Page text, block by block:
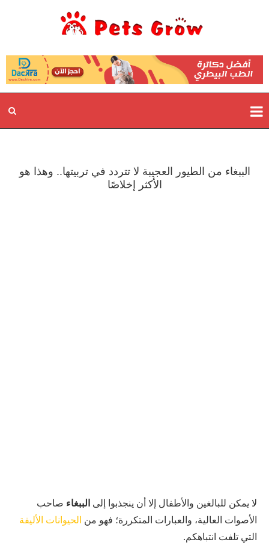
الببغاء من الطيور العجيبة لا تتردد في تربيتها.. وهذا هو
الأكثر إخلاصًا
لا يمكن للبالغين والأطفال إلا أن ينجذبوا إلى الببغاء صاحب
الأصوات العالية، والعبارات المتكررة؛ فهو من الحيوانات الأليفة
التي تلفت انتباهكم.